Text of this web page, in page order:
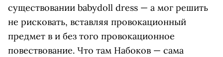
существовании babydoll dress — а мог решить
не рисковать, вставляя провокационный
предмет в и без того провокационное
повествование. Что там Набоков — сама